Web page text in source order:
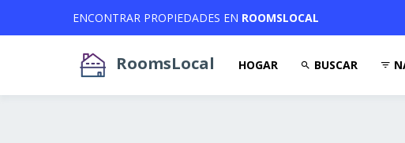
ENCONTRAR PROPIEDADES EN ROOMSLOCAL
RoomsLocal HOGAR BUSCAR